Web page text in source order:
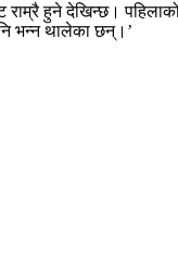
हुने देखिन्छ। पहिलाको
भन्न थालेका छन्।’